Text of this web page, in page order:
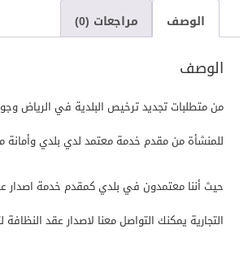
الوصف مراجعات (0)
الوصف
من متطلبات تجديد ترخيص البلدية في الرياض
للمنشأة من مقدم خدمة معتمد لدي بلدي وأمانة
حيث أننا معتمدون في بلدي كمقدم خدمة اصدار
التجارية يمكنك التواصل معنا لاصدار عقد النظافة